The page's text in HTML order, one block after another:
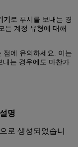
로 푸시를 보내는 경
든 계정 유형에 대해
점에 유의하세요. 이는
내는 경우에도 마찬가
설명
로 생성되었습니